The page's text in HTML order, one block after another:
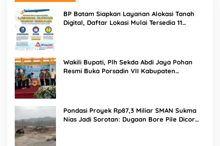
BP Batam Siapkan Layanan Alokasi Tanah
Digital, Daftar Lokasi Mulai Tersedia 11
Wakili Bupati, Plh Sekda Abdi Jaya Pohan
Resmi Buka Porsadin VII Kabupaten
Pondasi Proyek Rp87,3 Miliar SMAN Sukma
Nias Jadi Sorotan: Dugaan Bore Pile Dicor